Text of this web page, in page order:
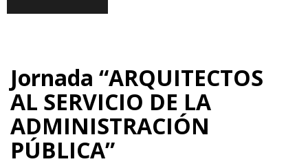
Jornada “ARQUITECTOS
AL SERVICIO DE LA
ADMINISTRACIÓN
PÚBLICA”